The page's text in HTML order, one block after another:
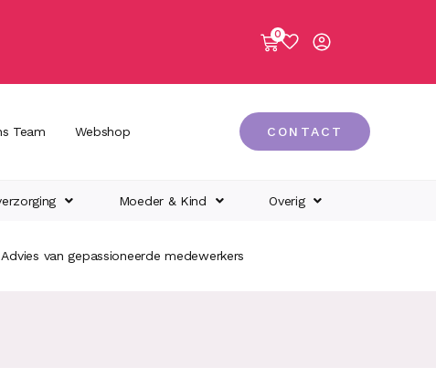
0
Team Webshop CONTACT
Moeder & Kind Overig
van gepassioneerde medewerkers